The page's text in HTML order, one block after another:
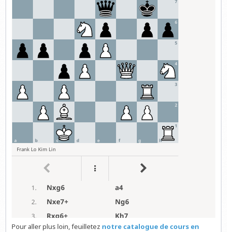
Pour aller plus loin, feuilletez notre catalogue de cours en